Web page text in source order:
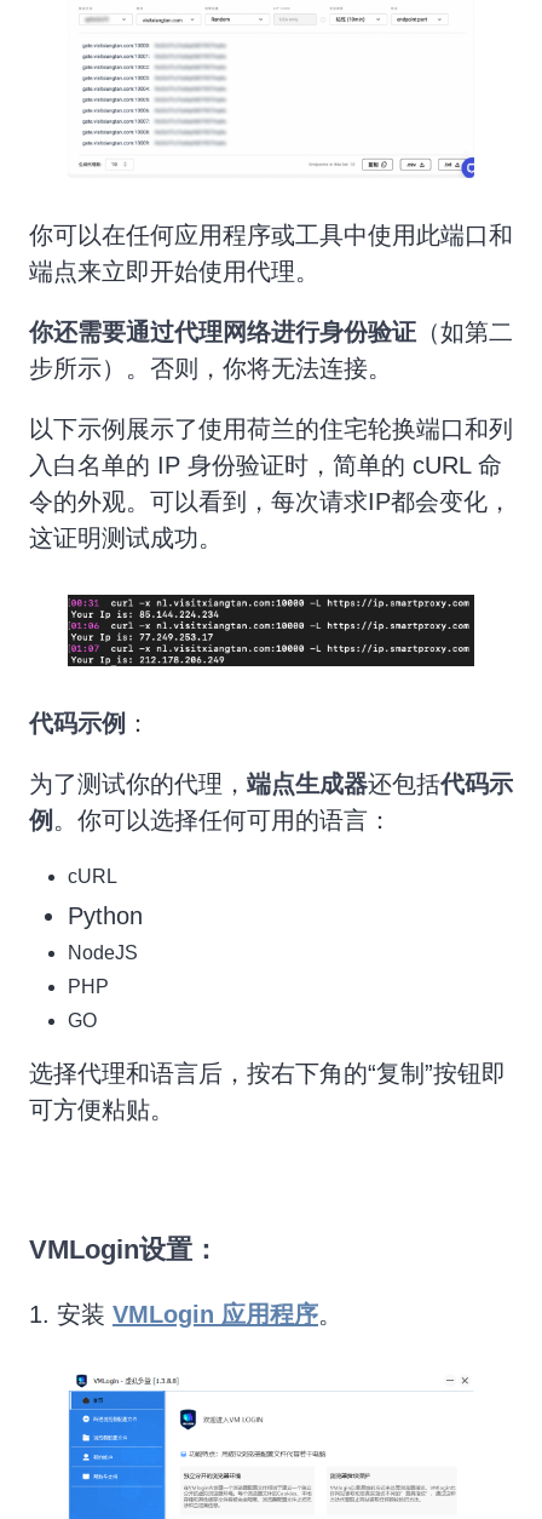
你可以在任何应用程序或工具中使用此端口和
端点来立即开始使用代理。
你还需要通过代理网络进行身份验证 （如第二
步所示）。否则，你将无法连接。
以下示例展示了使用荷兰的住宅轮换端口和列
入白名单的 IP 身份验证时，简单的 cURL 命
令的外观。可以看到，每次请求IP都会变化，
这证明测试成功。
代码示例 ：
为了测试你的代理， 端点生成器还包括代码示
例 。你可以选择任何可用的语言：
cURL
Python
NodeJS
PHP
GO
选择代理和语言后，按右下角的“复制”按钮即
可方便粘贴。
VMLogin设置：
1. 安装 VMLogin 应用程序。